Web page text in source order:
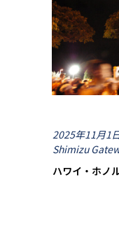
2025年11月1
Shimizu
ハワイ・ホノ